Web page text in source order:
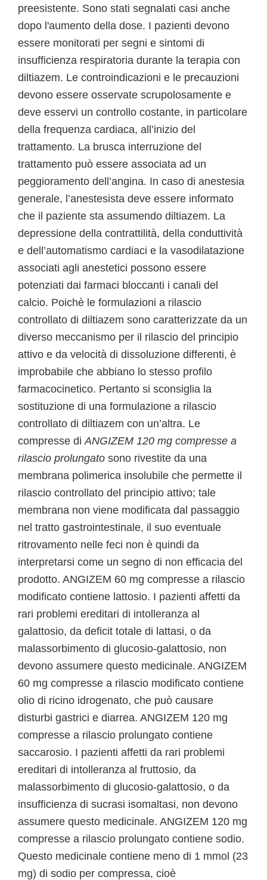
preesistente. Sono stati segnalati casi anche
dopo l'aumento della dose. I pazienti devono
essere monitorati per segni e sintomi di
insufficienza respiratoria durante la terapia con
diltiazem. Le controindicazioni e le precauzioni
devono essere osservate scrupolosamente e
deve esservi un controllo costante, in particolare
della frequenza cardiaca, all’inizio del
trattamento. La brusca interruzione del
trattamento può essere associata ad un
peggioramento dell’angina. In caso di anestesia
generale, l’anestesista deve essere informato
che il paziente sta assumendo diltiazem. La
depressione della contrattilità, della conduttività
e dell’automatismo cardiaci e la vasodilatazione
associati agli anestetici possono essere
potenziati dai farmaci bloccanti i canali del
calcio. Poichè le formulazioni a rilascio
controllato di diltiazem sono caratterizzate da un
diverso meccanismo per il rilascio del principio
attivo e da velocità di dissoluzione differenti, è
improbabile che abbiano lo stesso profilo
farmacocinetico. Pertanto si sconsiglia la
sostituzione di una formulazione a rilascio
controllato di diltiazem con un’altra. Le
compresse diANGIZEM 120 mg compresse a
rilascio prolungato sono rivestite da una
membrana polimerica insolubile che permette il
rilascio controllato del principio attivo; tale
membrana non viene modificata dal passaggio
nel tratto gastrointestinale, il suo eventuale
ritrovamento nelle feci non è quindi da
interpretarsi come un segno di non efficacia del
prodotto. ANGIZEM 60 mg compresse a rilascio
modificato contiene lattosio. I pazienti affetti da
rari problemi ereditari di intolleranza al
galattosio, da deficit totale di lattasi, o da
malassorbimento di glucosio-galattosio, non
devono assumere questo medicinale. ANGIZEM
60 mg compresse a rilascio modificato contiene
olio di ricino idrogenato, che può causare
disturbi gastrici e diarrea. ANGIZEM 120 mg
compresse a rilascio prolungato contiene
saccarosio. I pazienti affetti da rari problemi
ereditari di intolleranza al fruttosio, da
malassorbimento di glucosio-galattosio, o da
insufficienza di sucrasi isomaltasi, non devono
assumere questo medicinale. ANGIZEM 120 mg
compresse a rilascio prolungato contiene sodio.
Questo medicinale contiene meno di 1 mmol (23
mg) di sodio per compressa, cioè